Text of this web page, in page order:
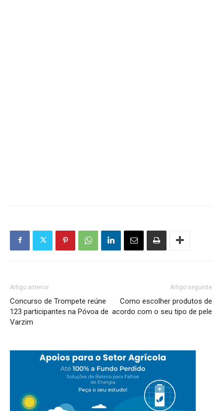
Artigo anterior
Concurso de Trompete reúne
123 participantes na Póvoa de
Varzim
Artigo seguinte
Como escolher produtos de
acordo com o seu tipo de pele